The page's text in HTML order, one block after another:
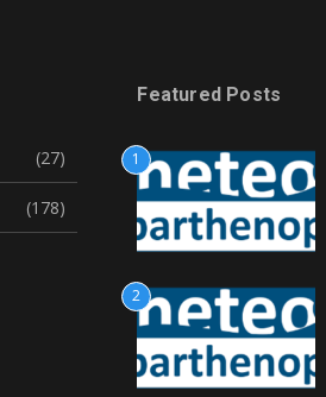
(27)
(178)
Featured Posts
1
2